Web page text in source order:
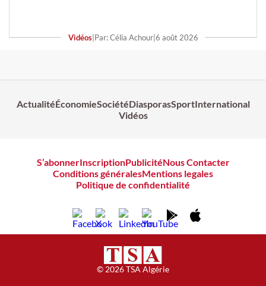
Vidéos| Par: Célia Achour| 6 août 2026
ActualitéÉconomieSociétéDiasporasSportInternational
Vidéos
S’abonnerInscriptionPublicitéNous Contacter
Conditions généralesMentions legales
Politique de confidentialité
© 2026 TSA Algérie